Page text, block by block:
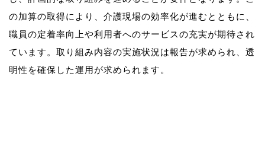
の加算の取得により、介護現場の効率化が進むとともに、
職員の定着率向上や利用者へのサービスの充実が期待され
ています。取り組み内容の実施状況は報告が求められ、透